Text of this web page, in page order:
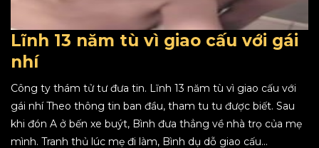
Lĩnh 13 năm tù vì giao cấu với gái
nhí
Công ty thám tử tư đưa tin. Lĩnh 13 năm tù vì giao cấu với
gái nhí Theo thông tin ban đầu, tham tu tu được biết. Sau
khi đón A ở bến xe buýt, Bình đưa thẳng về nhà trọ của mẹ
mình. Tranh thủ lúc mẹ đi làm, Bình dụ dỗ giao cấu...